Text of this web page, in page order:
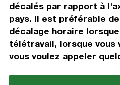
décalés par rapport à
pays. Il est préférable
décalage horaire
télétravail, lorsque vous
vous voulez appeler